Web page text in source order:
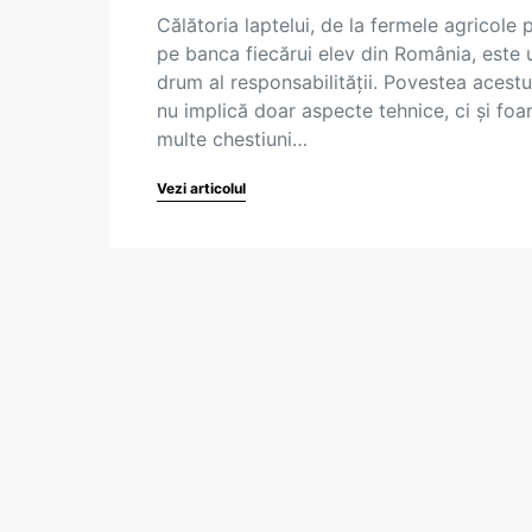
Călătoria laptelui, de la fermele agricole
pe banca fiecărui elev din România, este
drum al responsabilității. Povestea
nu implică doar aspecte tehnice, ci și
multe chestiuni…
Vezi articolul